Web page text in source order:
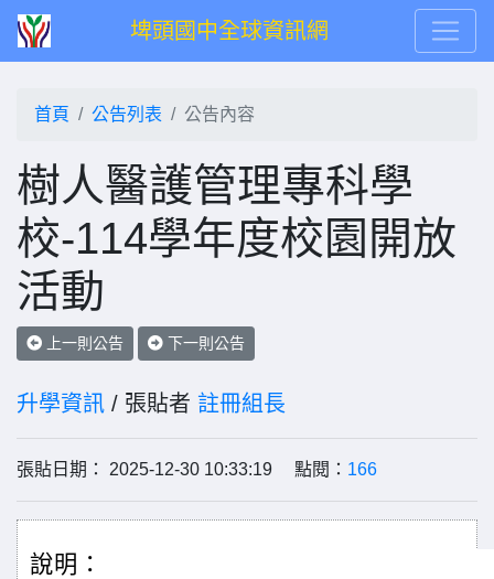
埤頭國中全球資訊網
首頁 公告列表 公告內容
樹人醫護管理專科學
校-114學年度校園開放
活動
上一則公告 下一則公告
升學資訊 / 張貼者 註冊組長
張貼日期： 2025-12-30 10:33:19 點閱： 166
說明：